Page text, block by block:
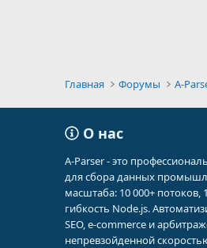
Главная Форумы A-
О нас
A-Parser - это
для сбора данных
масштаба: 10 000+ потоков,
гибкость Node.js.
SEO, e-commerce и
непревзойденной